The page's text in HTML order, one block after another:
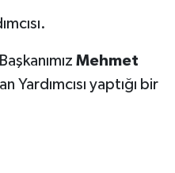
Mehmet
Yardımcısı yaptığı bir